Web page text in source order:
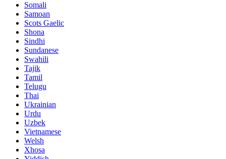
Somali
Samoan
Scots Gaelic
Shona
Sindhi
Sundanese
Swahili
Tajik
Tamil
Telugu
Thai
Ukrainian
Urdu
Uzbek
Vietnamese
Welsh
Xhosa